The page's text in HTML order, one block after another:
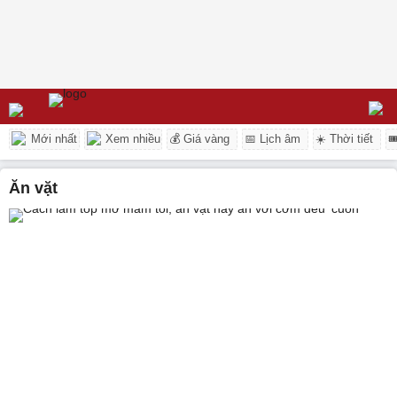
Mới nhất Xem nhiều 💰 Giá vàng 📅 Lịch âm ☀️ Thời tiết
ăn vặt